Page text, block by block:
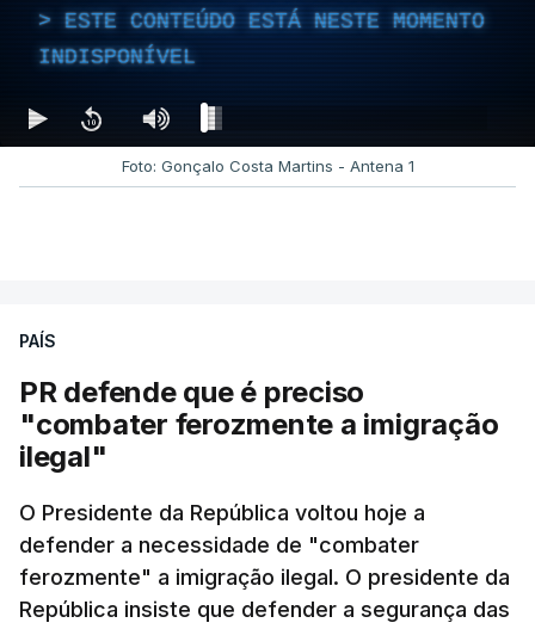
ESTE CONTEÚDO ESTÁ NESTE MOMENTO
INDISPONÍVEL
Foto: Gonçalo Costa Martins - Antena 1
PAÍS
PR defende que é preciso
"combater ferozmente a imigração
ilegal"
O Presidente da República voltou hoje a
defender a necessidade de "combater
ferozmente" a imigração ilegal. O presidente da
República insiste que defender a segurança das